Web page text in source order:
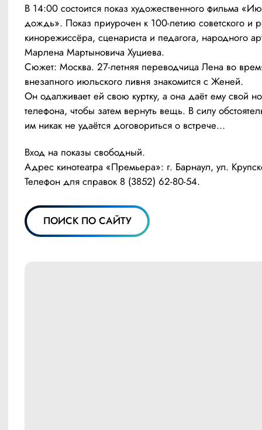
В 14:00 состоится показ художественного фильма
дождь». Показ приурочен к 100-летию советского и
кинорежиссёра, сценариста и педагога, народного
Марлена Мартыновича Хуциева.
Сюжет: Москва. 27-летняя переводчица Лена во
внезапного июльского ливня знакомится с Женей.
Он одалживает ей свою куртку, а она даёт ему свой
телефона, чтобы затем вернуть вещь. В силу
им никак не удаётся договориться о встрече…
Вход на показы свободный.
Адрес кинотеатра «Премьера»: г. Барнаул, ул.
Телефон для справок 8 (3852) 62-80-54.
ПОИСК ПО САЙТУ